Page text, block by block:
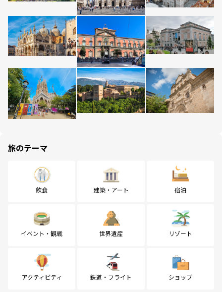
旅のテーマ
飲食 建築・アート 宿泊
イベント・観戦 世界遺産 リゾート
アクティビティ 鉄道・フライト ショップ